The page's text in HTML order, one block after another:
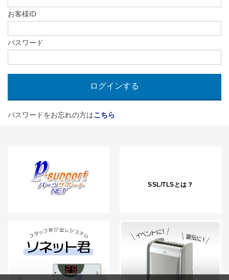
お客様ID
パスワード
パスワードをお忘れの方はこちら
SSL/TLSとは？